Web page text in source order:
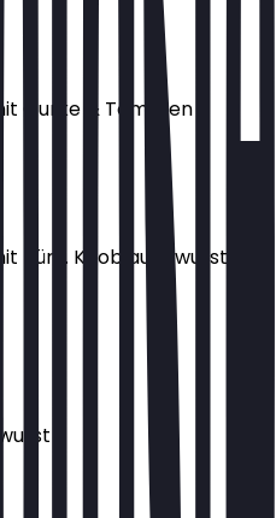
Gurke & Tomaten
Türk. Knoblauchwurst,